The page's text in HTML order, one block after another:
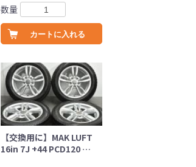
数量
カートに入れる
【交換用に】MAK LUFT
16in 7J +44 PCD120 …